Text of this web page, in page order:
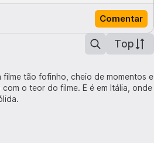
Comentar
Top
tão fofinho, cheio de momentos e
o teor do filme. E é em Itália, onde